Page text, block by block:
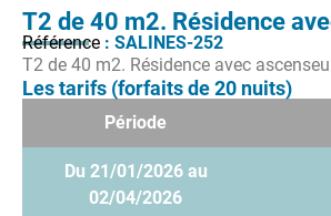
T2 de 40 m2. Résidence
Référence : SALINES-252
T2 de 40 m2. Résidence avec
Les tarifs (forfaits de 20 nuits)
Période
Du 21/01/2026 au
02/04/2026